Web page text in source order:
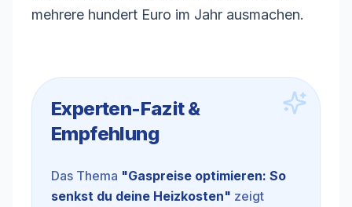
mehrere hundert Euro im Jahr ausmachen.
Experten-Fazit &
Empfehlung
Das Thema "Gaspreise optimieren: So
senkst du deine Heizkosten" zeigt